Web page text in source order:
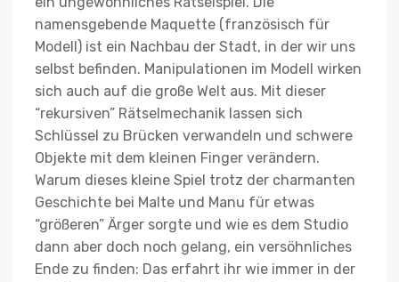
namensgebende Maquette (französisch für
Modell) ist ein Nachbau der Stadt, in der wir uns
selbst befinden. Manipulationen im Modell wirken
sich auch auf die große Welt aus. Mit dieser
“rekursiven” Rätselmechanik lassen sich
Schlüssel zu Brücken verwandeln und schwere
Objekte mit dem kleinen Finger verändern.
Warum dieses kleine Spiel trotz der charmanten
Geschichte bei Malte und Manu für etwas
“größeren” Ärger sorgte und wie es dem Studio
dann aber doch noch gelang, ein versöhnliches
Ende zu finden: Das erfahrt ihr wie immer in der